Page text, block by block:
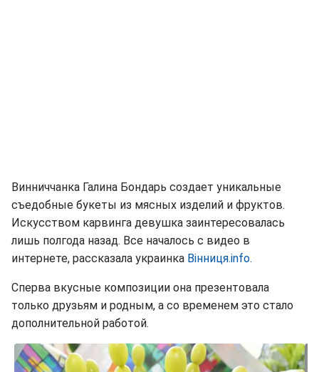
Винниччанка Галина Бондарь создает уникальные
съедобные букеты из мясных изделий и фруктов.
Искусством карвинга девушка заинтересовалась
лишь полгода назад. Все началось с видео в
интернете, рассказала украинка Вiнниця.info.
Сперва вкусные композиции она презентовала
только друзьям и родным, а со временем это стало
дополнительной работой.